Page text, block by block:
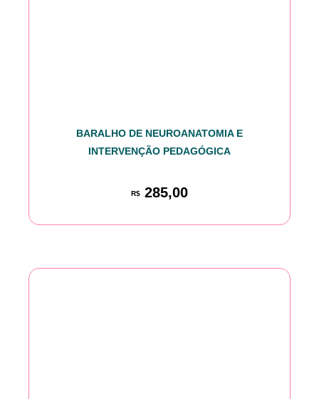
BARALHO DE NEUROANATOMIA E
INTERVENÇÃO PEDAGÓGICA
R$ 285,00